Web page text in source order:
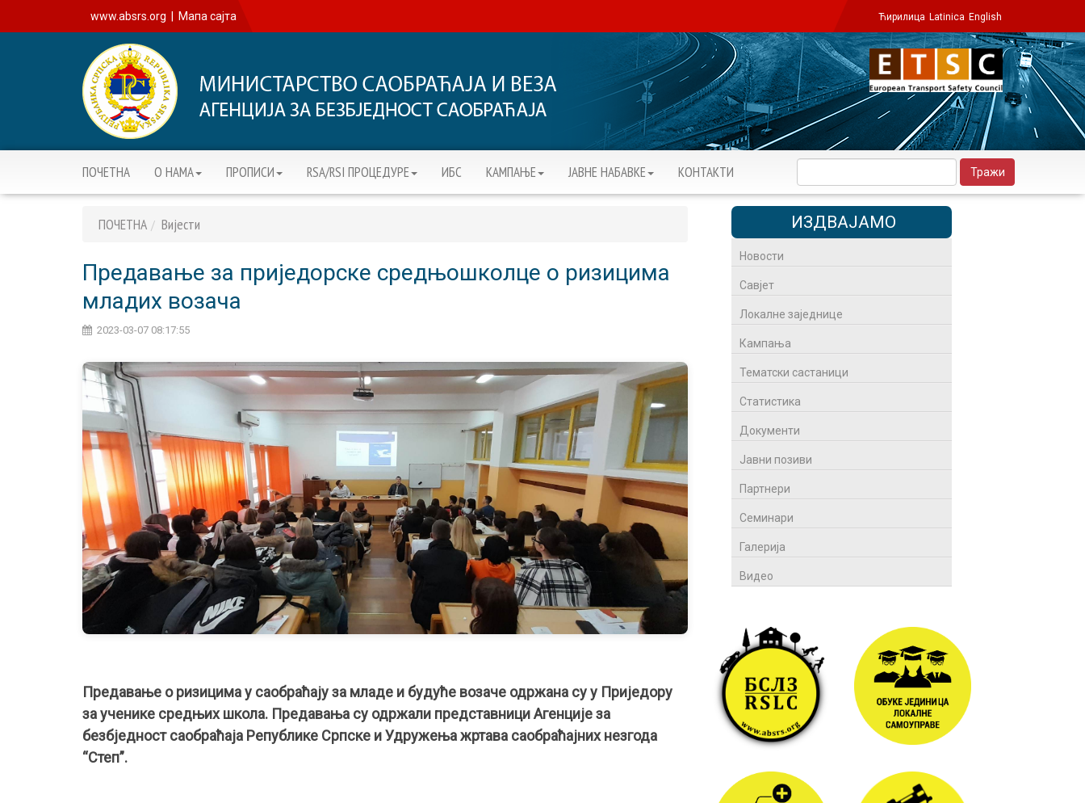
www.absrs.org Мапа сајта Ћирилица Latinica English
ПОЧЕТНА О НАМА ПРОПИСИ RSA/RSI ПРОЦЕДУРЕ ИБС KАМПАЊЕ ЈАВНЕ НАБАВКЕ КОНТАКТИ
ПОЧЕТНА Вијести
Предавање за приједорске средњошколце о ризицима
младих возача
2023-03-07 08:17:55
Предавање о ризицима у саобраћају за младе и будуће возаче одржана су у Приједору
за ученике средњих школа. Предавања су одржали представници Агенције за
безбједност саобраћаја Републике Српске и Удружења жртава саобраћајних незгода
“Степ”.
ИЗДВАЈАМО
Новости
Савјет
Локалне заједнице
Кампања
Тематски састаници
Статистика
Документи
Јавни позиви
Партнери
Семинари
Галерија
Видео